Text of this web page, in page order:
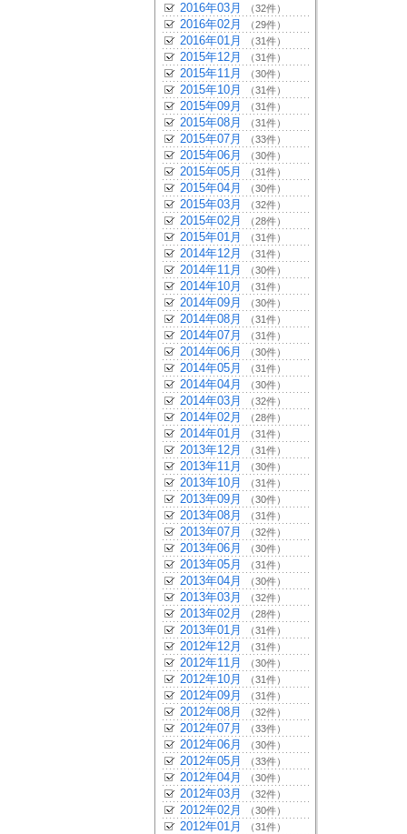
2016年03月 （32件）
2016年02月 （29件）
2016年01月 （31件）
2015年12月 （31件）
2015年11月 （30件）
2015年10月 （31件）
2015年09月 （31件）
2015年08月 （31件）
2015年07月 （33件）
2015年06月 （30件）
2015年05月 （31件）
2015年04月 （30件）
2015年03月 （32件）
2015年02月 （28件）
2015年01月 （31件）
2014年12月 （31件）
2014年11月 （30件）
2014年10月 （31件）
2014年09月 （30件）
2014年08月 （31件）
2014年07月 （31件）
2014年06月 （30件）
2014年05月 （31件）
2014年04月 （30件）
2014年03月 （32件）
2014年02月 （28件）
2014年01月 （31件）
2013年12月 （31件）
2013年11月 （30件）
2013年10月 （31件）
2013年09月 （30件）
2013年08月 （31件）
2013年07月 （32件）
2013年06月 （30件）
2013年05月 （31件）
2013年04月 （30件）
2013年03月 （32件）
2013年02月 （28件）
2013年01月 （31件）
2012年12月 （31件）
2012年11月 （30件）
2012年10月 （31件）
2012年09月 （31件）
2012年08月 （32件）
2012年07月 （33件）
2012年06月 （30件）
2012年05月 （33件）
2012年04月 （30件）
2012年03月 （32件）
2012年02月 （30件）
2012年01月 （31件）